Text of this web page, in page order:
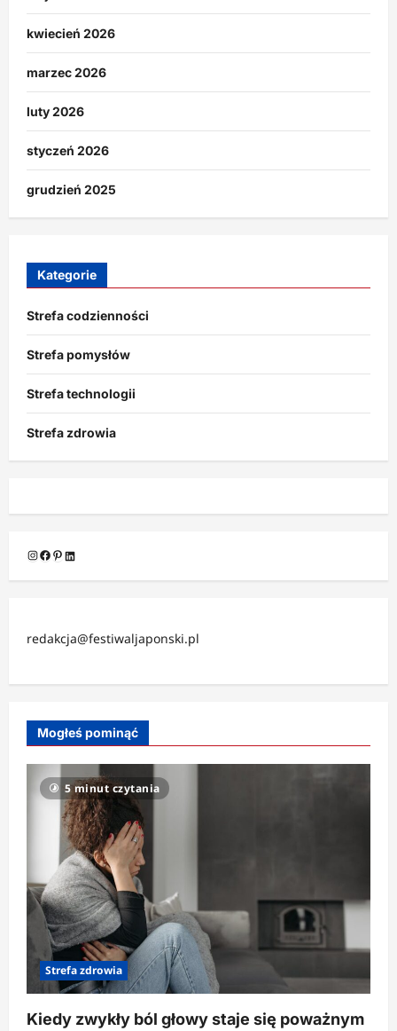
kwiecień 2026
marzec 2026
luty 2026
styczeń 2026
grudzień 2025
Kategorie
Strefa codzienności
Strefa pomysłów
Strefa technologii
Strefa zdrowia
Instagram
Facebook
Pinterest
LinkedIn
redakcja@festiwaljaponski.pl
Mogłeś pominąć
5 minut czytania
Strefa zdrowia
Kiedy zwykły ból głowy staje się poważnym